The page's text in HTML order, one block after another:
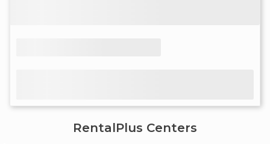
RentalPlus Centers